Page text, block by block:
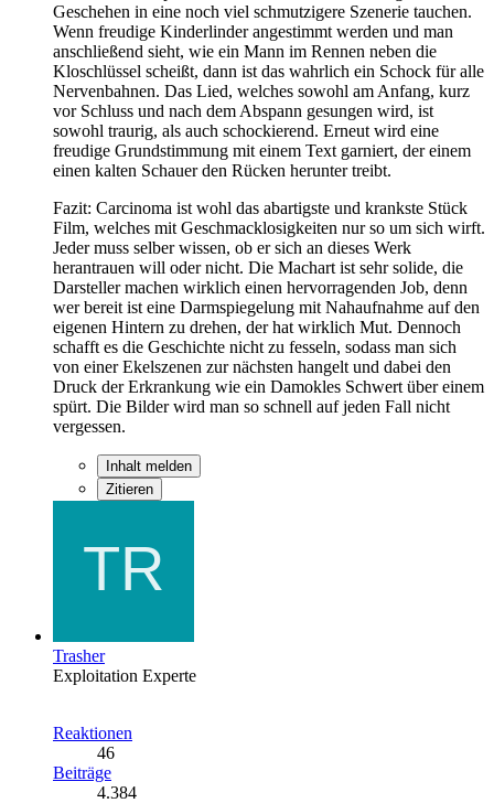
Geschehen in eine noch viel schmutzigere Szenerie tauchen.
Wenn freudige Kinderlinder angestimmt werden und man
anschließend sieht, wie ein Mann im Rennen neben die
Kloschlüssel scheißt, dann ist das wahrlich ein Schock für alle
Nervenbahnen. Das Lied, welches sowohl am Anfang, kurz
vor Schluss und nach dem Abspann gesungen wird, ist
sowohl traurig, als auch schockierend. Erneut wird eine
freudige Grundstimmung mit einem Text garniert, der einem
einen kalten Schauer den Rücken herunter treibt.
Fazit: Carcinoma ist wohl das abartigste und krankste Stück
Film, welches mit Geschmacklosigkeiten nur so um sich wirft.
Jeder muss selber wissen, ob er sich an dieses Werk
herantrauen will oder nicht. Die Machart ist sehr solide, die
Darsteller machen wirklich einen hervorragenden Job, denn
wer bereit ist eine Darmspiegelung mit Nahaufnahme auf den
eigenen Hintern zu drehen, der hat wirklich Mut. Dennoch
schafft es die Geschichte nicht zu fesseln, sodass man sich
von einer Ekelszenen zur nächsten hangelt und dabei den
Druck der Erkrankung wie ein Damokles Schwert über einem
spürt. Die Bilder wird man so schnell auf jeden Fall nicht
vergessen.
Inhalt melden
Zitieren
Trasher
Exploitation Experte
Reaktionen
46
Beiträge
4.384